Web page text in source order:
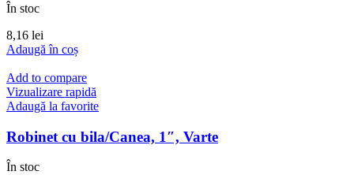
În stoc
8,16 lei
Adaugă în coș
Add to compare
Vizualizare rapidă
Adaugă la favorite
Robinet cu bila/Canea, 1″, Varte
În stoc